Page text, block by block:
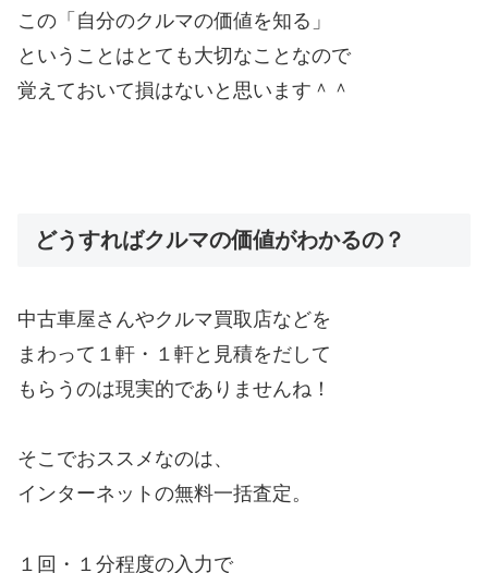
この「自分のクルマの価値を知る」
ということはとても大切なことなので
覚えておいて損はないと思います＾＾
どうすればクルマの価値がわかるの？
中古車屋さんやクルマ買取店などを
まわって１軒・１軒と見積をだして
もらうのは現実的でありませんね！
そこでおススメなのは、
インターネットの無料一括査定。
１回・１分程度の入力で